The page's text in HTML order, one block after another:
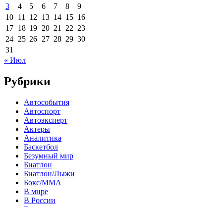
3
4 5 6 7 8
9
10 11 12 13 14 15 16
17 18 19 20 21 22 23
24 25 26 27 28 29 30
31
« Июл
Рубрики
Автособытия
Автоспорт
Автоэксперт
Актеры
Аналитика
Баскетбол
Безумный мир
Биатлон
Биатлон/Лыжи
Бокс/MMA
В мире
В России